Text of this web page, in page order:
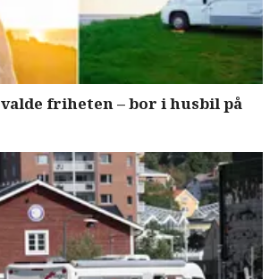
friheten – bor i husbil på